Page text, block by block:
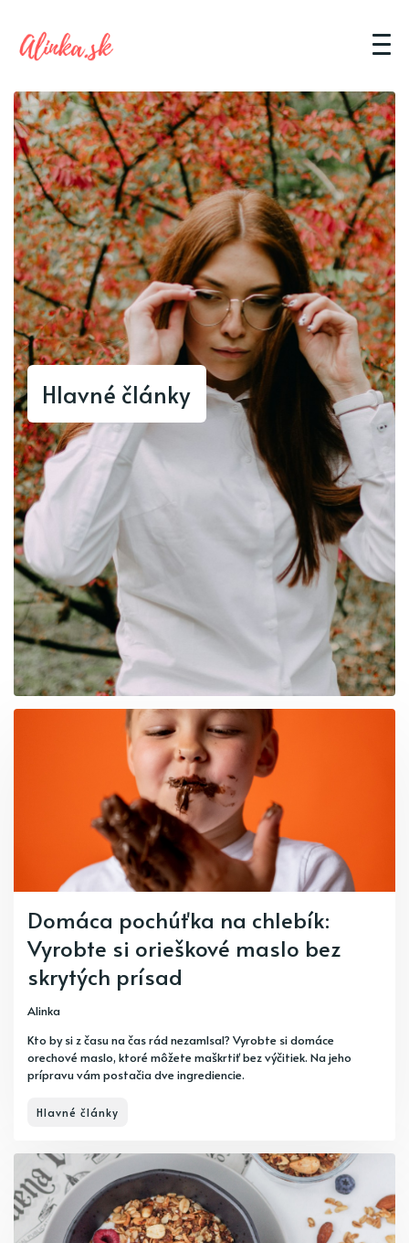
Hlavné články
Domáca pochúťka na chlebík:
Vyrobte si orieškové maslo bez
skrytých prísad
Alinka
Kto by si z času na čas rád nezamlsal? Vyrobte si domáce
orechové maslo, ktoré môžete maškrtiť bez výčitiek. Na jeho
prípravu vám postačia dve ingrediencie.
Hlavné články